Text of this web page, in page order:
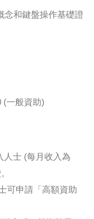
念和鍵盤操作基礎證
(一般資助)
人士 (每月收入為
可申請「高額資助